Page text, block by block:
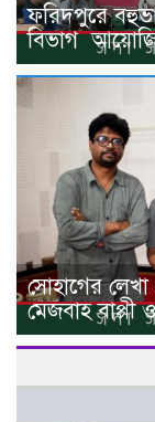
ফরিদপুরে
বিভাগ
সোহাগের লেখা
মেজবাহ বাপ্পী ও